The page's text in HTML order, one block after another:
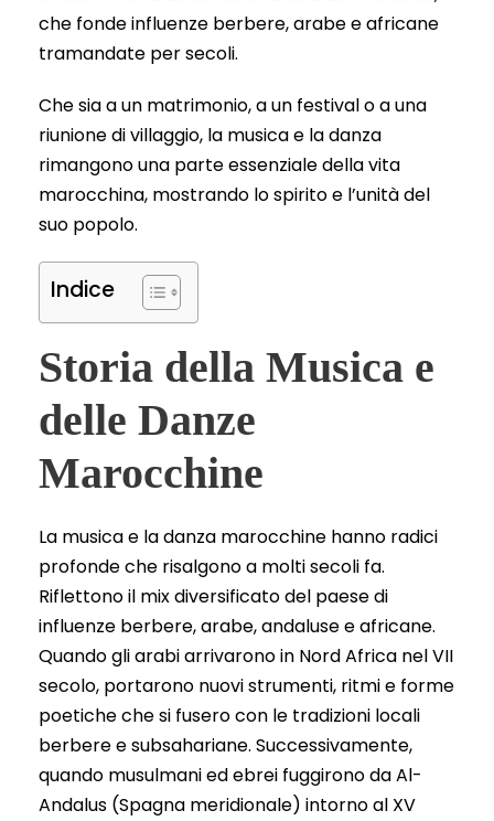
che fonde influenze berbere, arabe e africane
tramandate per secoli.
Che sia a un matrimonio, a un festival o a una
riunione di villaggio, la musica e la danza
rimangono una parte essenziale della vita
marocchina, mostrando lo spirito e l’unità del
suo popolo.
Indice
Storia della Musica e
delle Danze
Marocchine
La musica e la danza marocchine hanno radici
profonde che risalgono a molti secoli fa.
Riflettono il mix diversificato del paese di
influenze berbere, arabe, andaluse e africane.
Quando gli arabi arrivarono in Nord Africa nel VII
secolo, portarono nuovi strumenti, ritmi e forme
poetiche che si fusero con le tradizioni locali
berbere e subsahariane. Successivamente,
quando musulmani ed ebrei fuggirono da Al-
Andalus (Spagna meridionale) intorno al XV